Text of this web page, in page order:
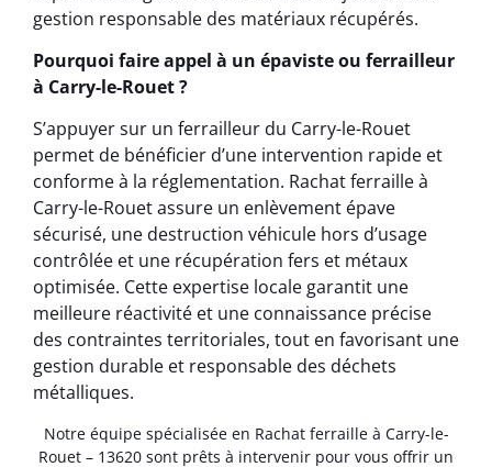
gestion responsable des matériaux récupérés.
Pourquoi faire appel à un épaviste ou ferrailleur
à Carry-le-Rouet ?
S’appuyer sur un ferrailleur du Carry-le-Rouet
permet de bénéficier d’une intervention rapide et
conforme à la réglementation. Rachat ferraille à
Carry-le-Rouet assure un enlèvement épave
sécurisé, une destruction véhicule hors d’usage
contrôlée et une récupération fers et métaux
optimisée. Cette expertise locale garantit une
meilleure réactivité et une connaissance précise
des contraintes territoriales, tout en favorisant une
gestion durable et responsable des déchets
métalliques.
Notre équipe spécialisée en Rachat ferraille à Carry-le-
Rouet – 13620 sont prêts à intervenir pour vous offrir un